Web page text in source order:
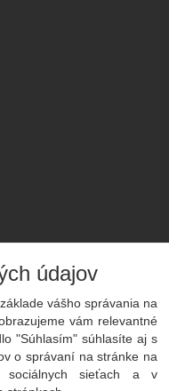
údajov
vášho správania na
vám relevantné
"Súhlasím" súhlasíte aj s
o správaní na stránke na
sociálnych sieťach a v